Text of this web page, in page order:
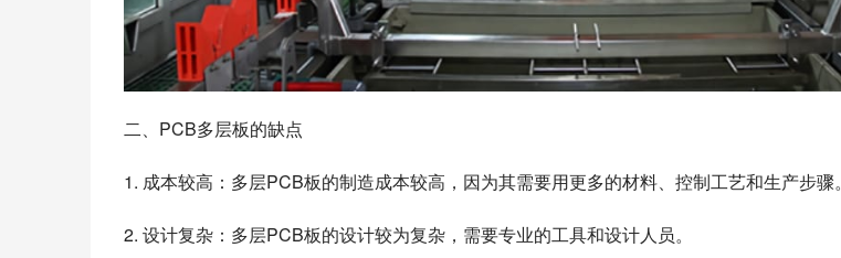
二、PCB多层板的缺点
1. 成本较高：多层PCB板的制造成本较高，因为其需要用更多的材料、控制工艺和生产步骤。
2. 设计复杂：多层PCB板的设计较为复杂，需要专业的工具和设计人员。